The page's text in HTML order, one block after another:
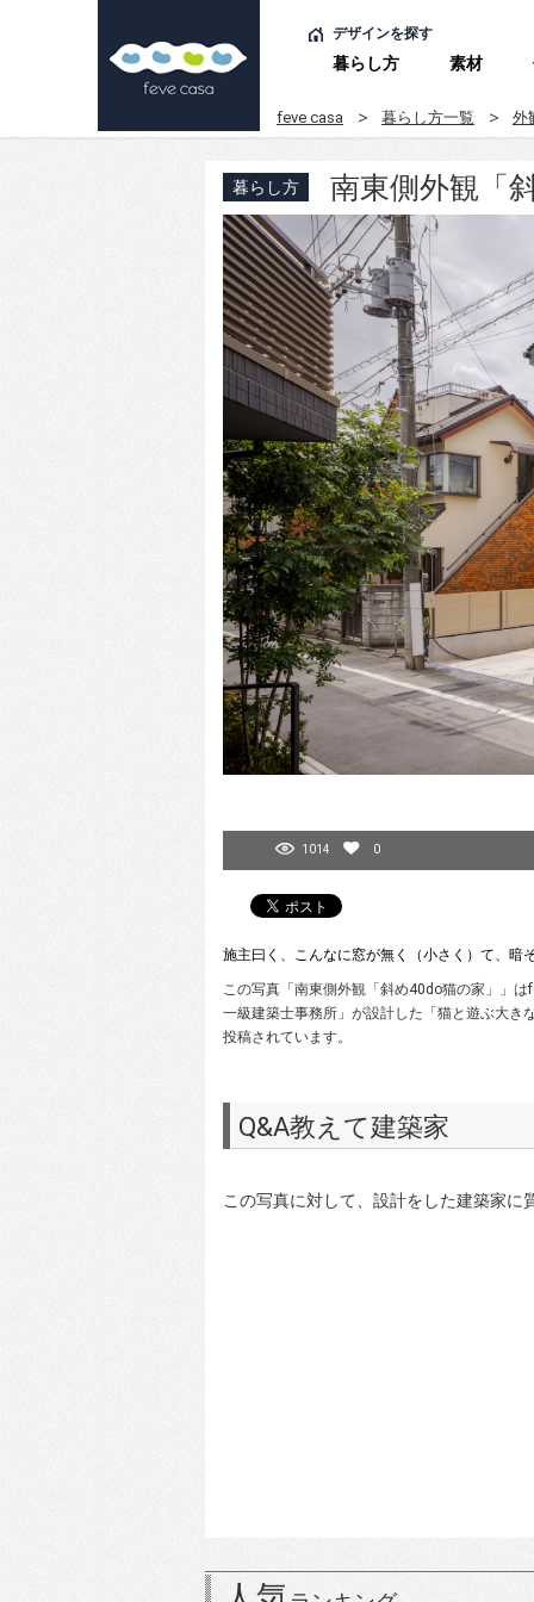
デザインを探す
暮らし方 素材
feve casa 暮らし方一覧 外
暮らし方 南東側外観「
1014 0
施主曰く、こんなに窓が無く（小さく）て、暗
この写真「南東側外観「斜め40do猫の家」」
一級建築士事務所」が設計した「猫と遊ぶ大き
投稿されています。
Q&A教えて建築家
この写真に対して、設計をした建築家に